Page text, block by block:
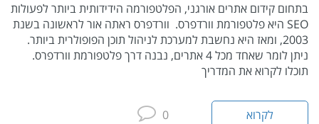
בתחום קידום אתרים אורגני, הפלטפורמה הידידותית ביותר לפעולות
SEO היא פלטפורמת וורדפרס. וורדפרס ראתה אור לראשונה בשנת
2003, ומאז היא נחשבת למערכת לניהול תוכן הפופולרית ביותר.
ניתן לומר שאחד מכל 4 אתרים, נבנה דרך פלטפורמת וורדפרס.
תוכלו לקרוא את המדריך
לקרוא 0